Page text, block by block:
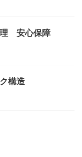
理 安心保障
構造